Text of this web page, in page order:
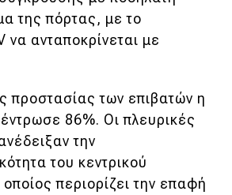
της πόρτας, με το
να ανταποκρίνεται με
προστασίας των επιβατών η
86%. Οι πλευρικές
την
του κεντρικού
περιορίζει την επαφή